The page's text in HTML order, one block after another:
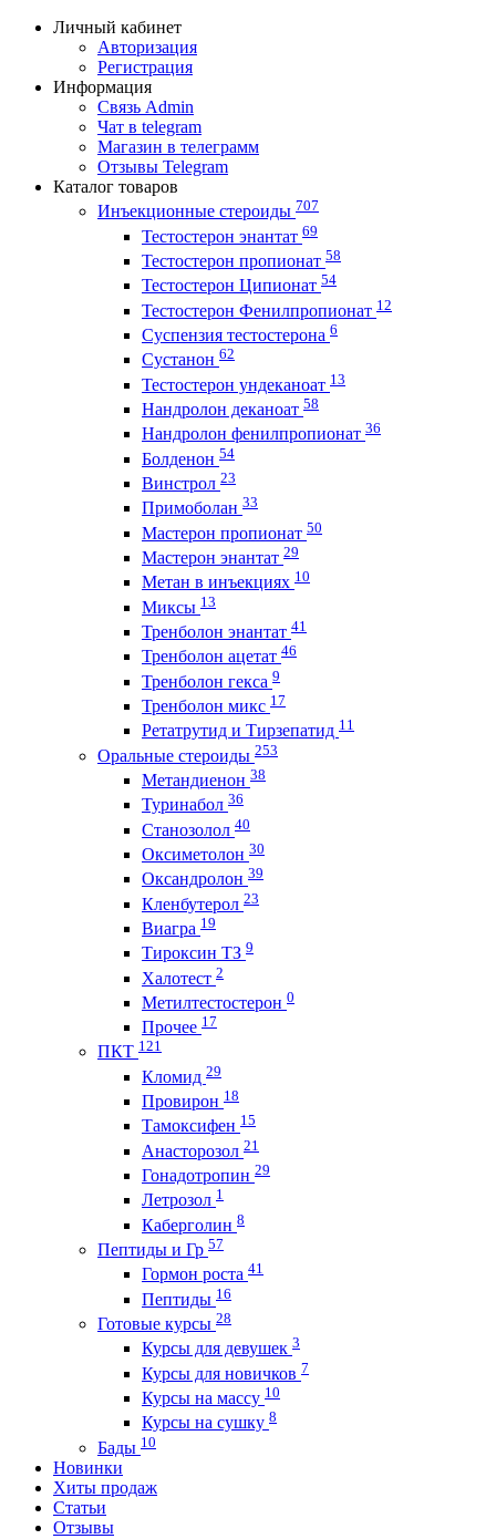
Личный кабинет
Авторизация
Регистрация
Информация
Связь Admin
Чат в telegram
Магазин в телеграмм
Отзывы Telegram
Каталог товаров
Инъекционные стероиды 707
Тестостерон энантат 69
Тестостерон пропионат 58
Тестостерон Ципионат 54
Тестостерон Фенилпропионат 12
Суспензия тестостерона 6
Сустанон 62
Тестостерон ундеканоат 13
Нандролон деканоат 58
Нандролон фенилпропионат 36
Болденон 54
Винстрол 23
Примоболан 33
Мастерон пропионат 50
Мастерон энантат 29
Метан в инъекциях 10
Миксы 13
Тренболон энантат 41
Тренболон ацетат 46
Тренболон гекса 9
Тренболон микс 17
Ретатрутид и Тирзепатид 11
Оральные стероиды 253
Метандиенон 38
Туринабол 36
Станозолол 40
Оксиметолон 30
Оксандролон 39
Кленбутерол 23
Виагра 19
Тироксин ТЗ 9
Халотест 2
Метилтестостерон 0
Прочее 17
ПКТ 121
Кломид 29
Провирон 18
Тамоксифен 15
Анасторозол 21
Гонадотропин 29
Летрозол 1
Каберголин 8
Пептиды и Гр 57
Гормон роста 41
Пептиды 16
Готовые курсы 28
Курсы для девушек 3
Курсы для новичков 7
Курсы на массу 10
Курсы на сушку 8
Бады 10
Новинки
Хиты продаж
Статьи
Отзывы